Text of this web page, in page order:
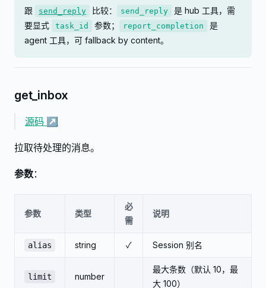
跟 send_reply 比较： send_reply
是 hub 工具，需
要显式
task_id 参数； report_completion
是
agent 工具，可 fallback by content。
get_inbox
源码 ↗
拉取待处理的消息。
参数：
参数 类型
必
需
说明
alias string ✓ Session 别名
limit number
最大条数（默认 10，最
大 100）